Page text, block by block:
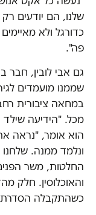
שלנו, הם יודעים
כדורגל ולא
פה".
גם אבי לובין, חבר
במחאה ציבורית
מכל. "הידיעה
הוא אומר, "נראה
ונלמד ממנה.
החלטות, משר
והאוכלוסין. חלק
כשהתקבלה הסדרת